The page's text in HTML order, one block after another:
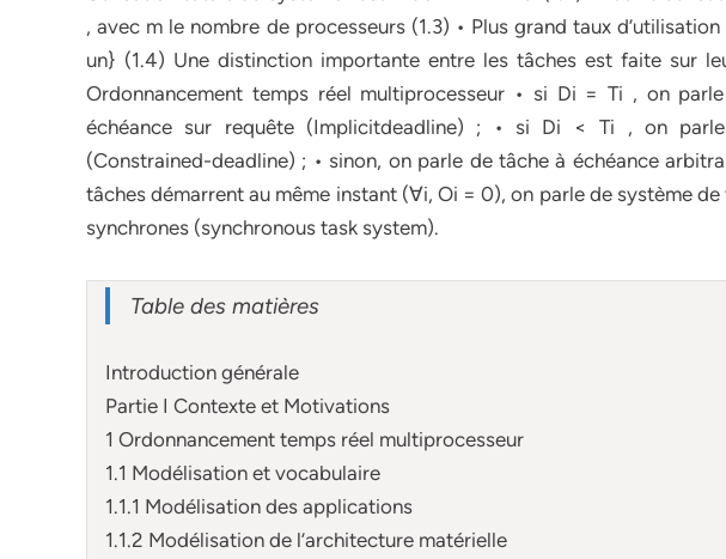
, avec m le nombre de processeurs (1.3) • Plus grand taux
un} (1.4) Une distinction importante entre les tâches est faite sur
Ordonnancement temps réel multiprocesseur • si Di = Ti , on
échéance sur requête (Implicitdeadline) ; • si Di < Ti , on
(Constrained-deadline) ; • sinon, on parle de tâche à échéance
tâches démarrent au même instant (∀i, Oi = 0), on parle de système
synchrones (synchronous task system).
Table des matières
Introduction générale
Partie I Contexte et Motivations
1 Ordonnancement temps réel multiprocesseur
1.1 Modélisation et vocabulaire
1.1.1 Modélisation des applications
1.1.2 Modélisation de l’architecture matérielle